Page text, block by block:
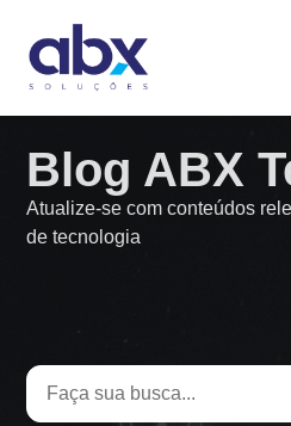
Blog ABX
Atualize-se com conteúdos
de tecnologia